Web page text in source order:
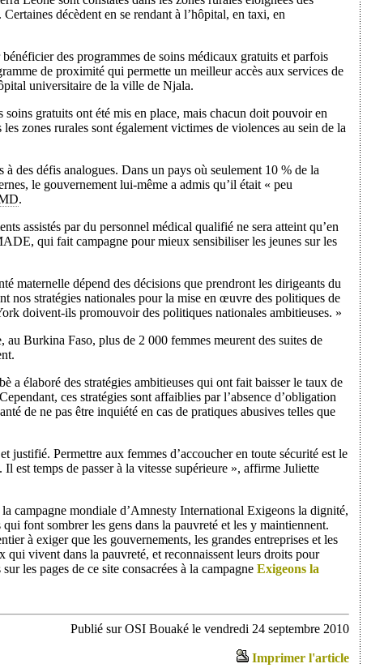
décèdent en se rendant à l’hôpital, en taxi, en
des programmes de soins médicaux gratuits et parfois
de proximité qui permette un meilleur accès aux services de
universitaire de la ville de Njala.
gratuits ont été mis en place, mais chacun doit pouvoir en
zones rurales sont également victimes de violences au sein de la
des défis analogues. Dans un pays où seulement 10 % de la
le gouvernement lui-même a admis qu’il était « peu
.
assistés par du personnel médical qualifié ne sera atteint qu’en
qui fait campagne pour mieux sensibiliser les jeunes sur les
maternelle dépend des décisions que prendront les dirigeants du
nos stratégies nationales pour la mise en œuvre des politiques de
doivent-ils promouvoir des politiques nationales ambitieuses. »
au Burkina Faso, plus de 2 000 femmes meurent des suites de
a élaboré des stratégies ambitieuses qui ont fait baisser le taux de
ces stratégies sont affaiblies par l’absence d’obligation
de ne pas être inquiété en cas de pratiques abusives telles que
justifié. Permettre aux femmes d’accoucher en toute sécurité est le
est temps de passer à la vitesse supérieure », affirme Juliette
la campagne mondiale d’Amnesty International Exigeons la dignité,
font sombrer les gens dans la pauvreté et les y maintiennent.
à exiger que les gouvernements, les grandes entreprises et les
vivent dans la pauvreté, et reconnaissent leurs droits pour
les pages de ce site consacrées à la campagne Exigeons la
Publié sur OSI Bouaké le vendredi 24 septembre 2010
Imprimer l'article